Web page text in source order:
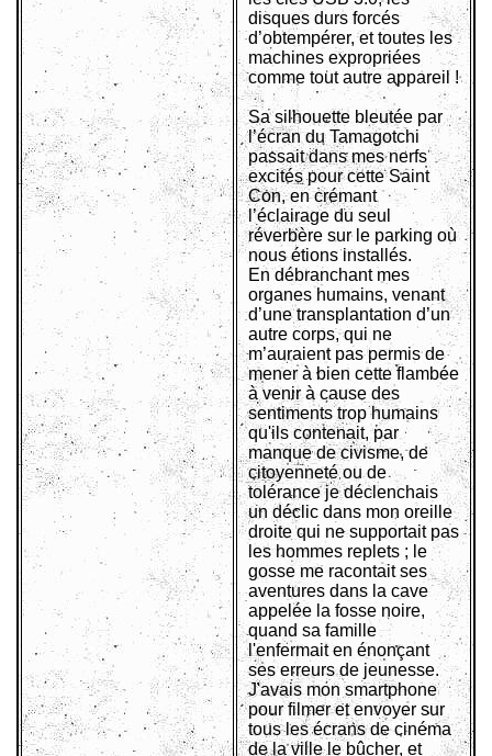
disques durs forcés
d’obtempérer, et toutes les
machines expropriées
comme tout autre appareil !
Sa silhouette bleutée par
l’écran du Tamagotchi
passait dans mes nerfs
excités pour cette Saint
Con, en crémant
l’éclairage du seul
réverbère sur le parking où
nous étions installés.
En débranchant mes
organes humains, venant
d’une transplantation d’un
autre corps, qui ne
m’auraient pas permis de
mener à bien cette flambée
à venir à cause des
sentiments trop humains
qu'ils contenait, par
manque de civisme, de
citoyenneté ou de
tolérance je déclenchais
un déclic dans mon oreille
droite qui ne supportait pas
les hommes replets ; le
gosse me racontait ses
aventures dans la cave
appelée la fosse noire,
quand sa famille
l'enfermait en énonçant
ses erreurs de jeunesse.
J'avais mon smartphone
pour filmer et envoyer sur
tous les écrans de cinéma
de la ville le bûcher, et